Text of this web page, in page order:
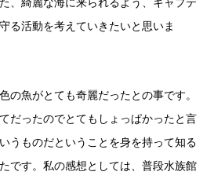
、綺麗な海に来られるよう、キャプテ
る活動を考えていきたいと思いま
の魚がとても奇麗だったとの事です。
だったのでとてもしょっぱかったと言
うものだということを身を持って知る
です。私の感想としては、普段水族館